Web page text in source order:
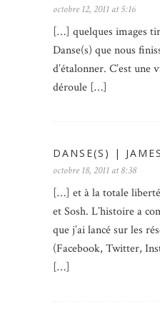
octobre 12, 2011 at 5:16
[…] quelques images
Danse(s) que nous
d’étalonner. C’est une
déroule […]
DANSE(S) |
octobre 18, 2011 at 8:38
[…] et à la totale liberté
et Sosh. L’histoire a
que j’ai lancé sur les
(Facebook, Twitter,
[…]